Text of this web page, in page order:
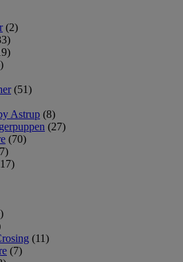
(2)
(51)
Astrup (8)
(27)
(70)
(11)
(7)